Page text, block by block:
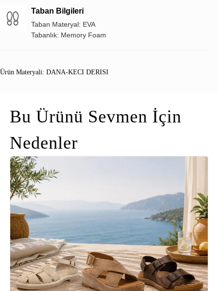
Taban Bilgileri
Taban Materyal: EVA
Tabanlık: Memory Foam
Ürün Materyali: DANA-KECI DERISI
Bu Ürünü Sevmen İçin
Nedenler